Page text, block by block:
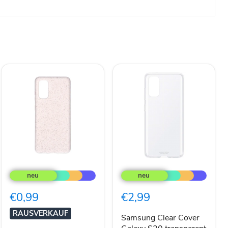
Eco
Case
Samsung
Galaxy
S20
€0,99
RAUSVERKAUF
Clear
Cover
S20
€2,99
Samsung Clear Cover